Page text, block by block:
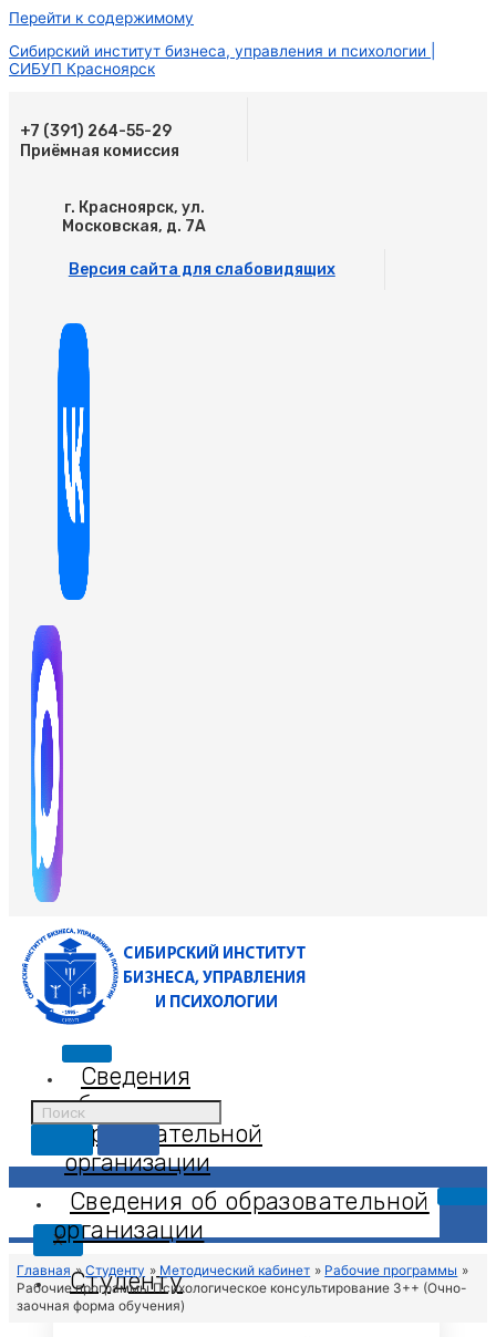
Перейти к содержимому
Сибирский институт бизнеса, управления и психологии |
СИБУП Красноярск
+7 (391) 264-55-29
Приёмная комиссия
г. Красноярск, ул.
Московская, д. 7А
Версия сайта для слабовидящих
Сведения
об
образовательной
организации
X
Сведения об образовательной
организации
Студенту
Главная Студенту Методический кабинет
Рабочие программы
Рабочие программы Психологическое консультирование 3++ (Очно-
заочная форма обучения)